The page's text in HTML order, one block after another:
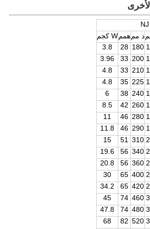
د ممهممW كجم
180
28
3.8
200
33
3.96
210
33
4.8
225
35
4.8
240
38
6
260
42
8.5
280
46
11
290
46
11.8
310
51
15
340
56
19.6
360
56
20.8
400
65
30
420
65
34.2
460
74
45
480
74
47.8
520
82
68